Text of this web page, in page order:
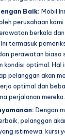
Baik: Mobil
perusahaan
berkala
termasuk
perawatan biasa
kondisi optimal. Hal
pelanggan akan
optimal dan
perjalanan mereka.
Dengan
pelanggan
istimewa. kursi